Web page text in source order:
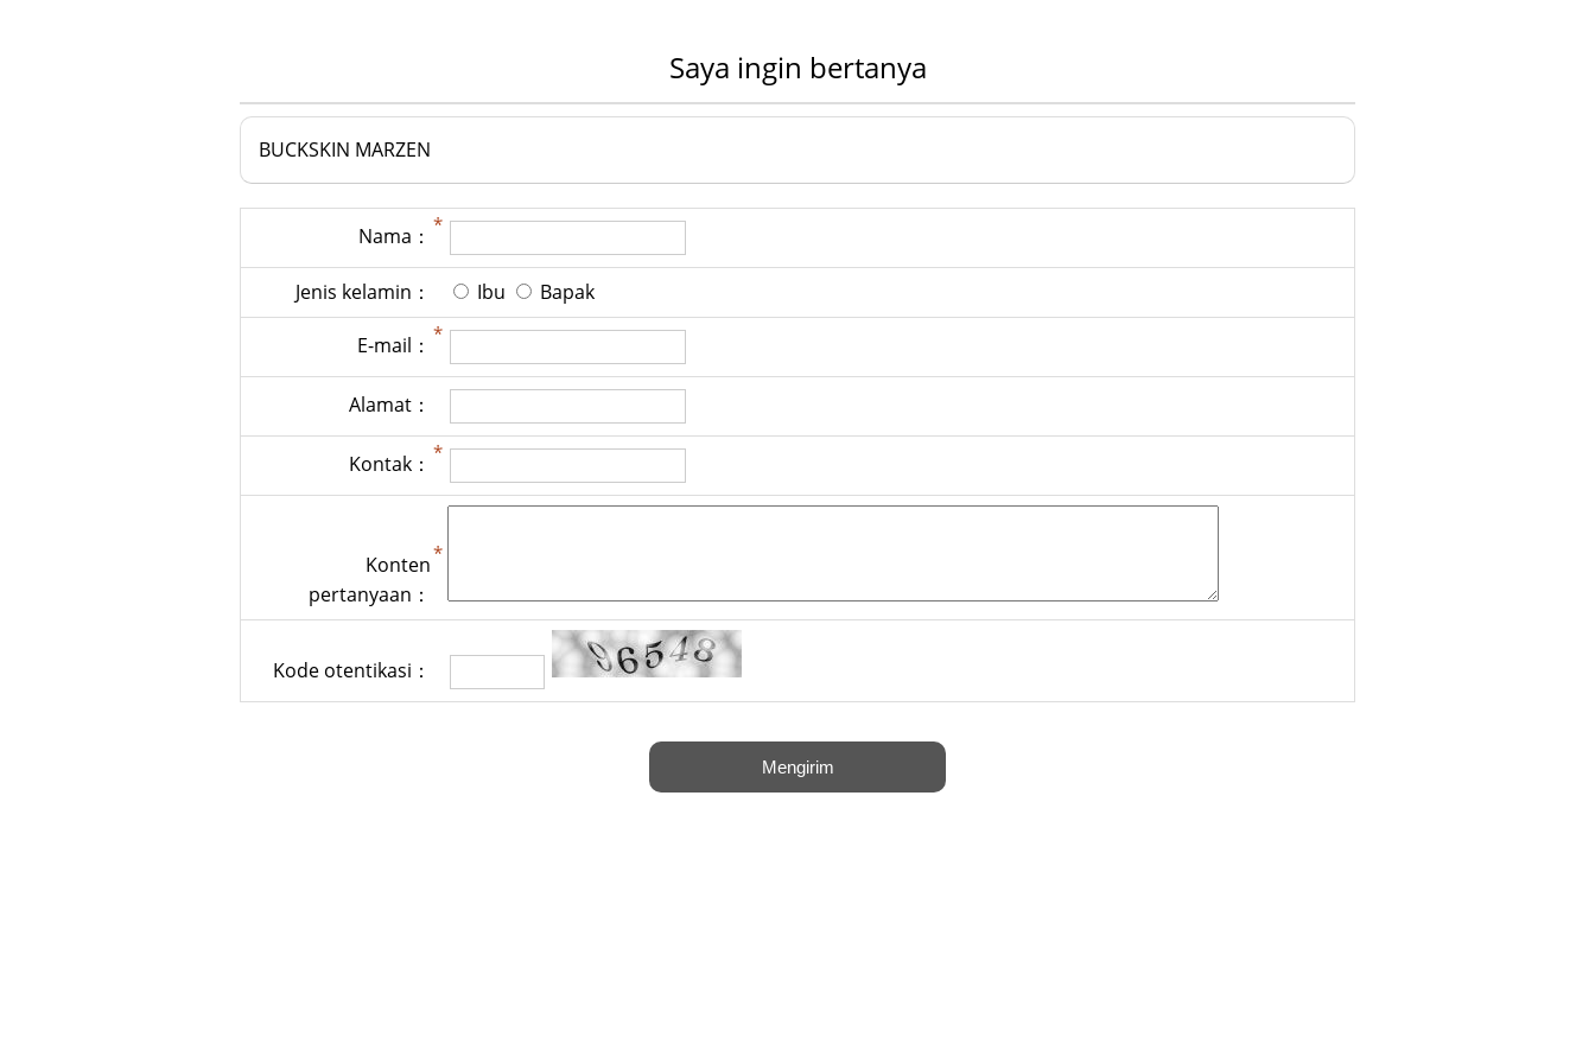
Saya ingin bertanya
BUCKSKIN MARZEN
Nama：
Jenis kelamin： Ibu Bapak
E-mail：
Alamat：
Kontak：
Konten
pertanyaan：
Kode otentikasi：